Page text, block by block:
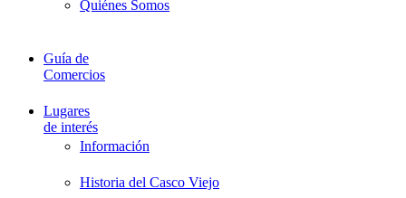
Quiénes Somos
Guía de
Comercios
Lugares
de interés
Información
Historia del Casco Viejo